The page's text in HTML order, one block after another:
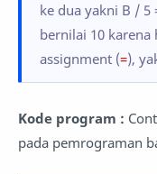
ke dua yakni B / 5
bernilai 10
assignment (=),
Kode program :
pada pemrograman